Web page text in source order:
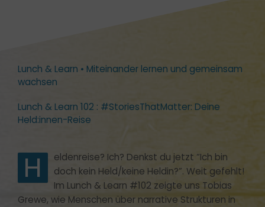
Seminare
Formate
Über uns
Lunch & Learn • Miteinander lernen und gemeinsam
wachsen
Lunch & Learn 102 : #StoriesThatMatter: Deine
Held:innen-Reise
H
eldenreise? Ich? Denkst du jetzt “Ich bin
doch kein Held/keine Heldin?”. Weit gefehlt!
Im Lunch & Learn #102 zeigte uns Tobias
Grewe, wie Menschen über narrative Strukturen in